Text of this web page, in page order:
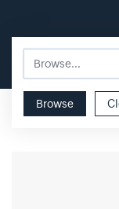
Browse...
Input field
Browse